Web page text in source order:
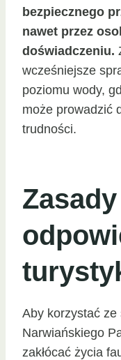
bezpiecznego
nawet przez
doświadczeniu.
wcześniejsze
poziomu wody,
może prowadzić
trudności.
Zasady
Aby korzystać ze
Narwiańskiego
zakłócać życia